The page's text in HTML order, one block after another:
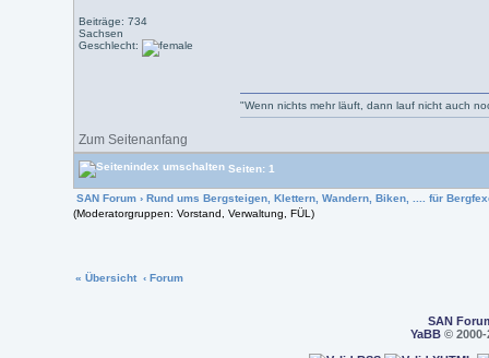
Beiträge: 734
Sachsen
Geschlecht:
Zum Seitenanfang
"Wenn nichts mehr läuft, dann lauf nicht auch
Seiten: 1
SAN Forum› Rund ums Bergsteigen, Klettern, Wandern, Biken, .... für
(Moderatorgruppen: Vorstand, Verwaltung, FÜL)
« Übersicht ‹ Forum
SAN
YaBB© 2000-